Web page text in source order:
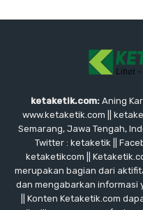
ketaketik.com: Aning
www.ketaketik.com ||
Semarang, Jawa Tengah,
Twitter : ketaketik ||
ketaketikcom ||
merupakan bagian dari
dan mengabarkan informasi
|| Konten Ketaketik.com